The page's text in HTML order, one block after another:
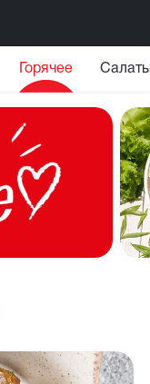
Горячее